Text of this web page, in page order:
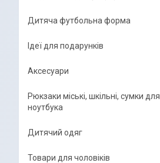
Дитяча футбольна форма
Ідеї для подарунків
Аксесуари
Рюкзаки міські, шкільні, сумки для
ноутбука
Дитячий одяг
Товари для чоловіків